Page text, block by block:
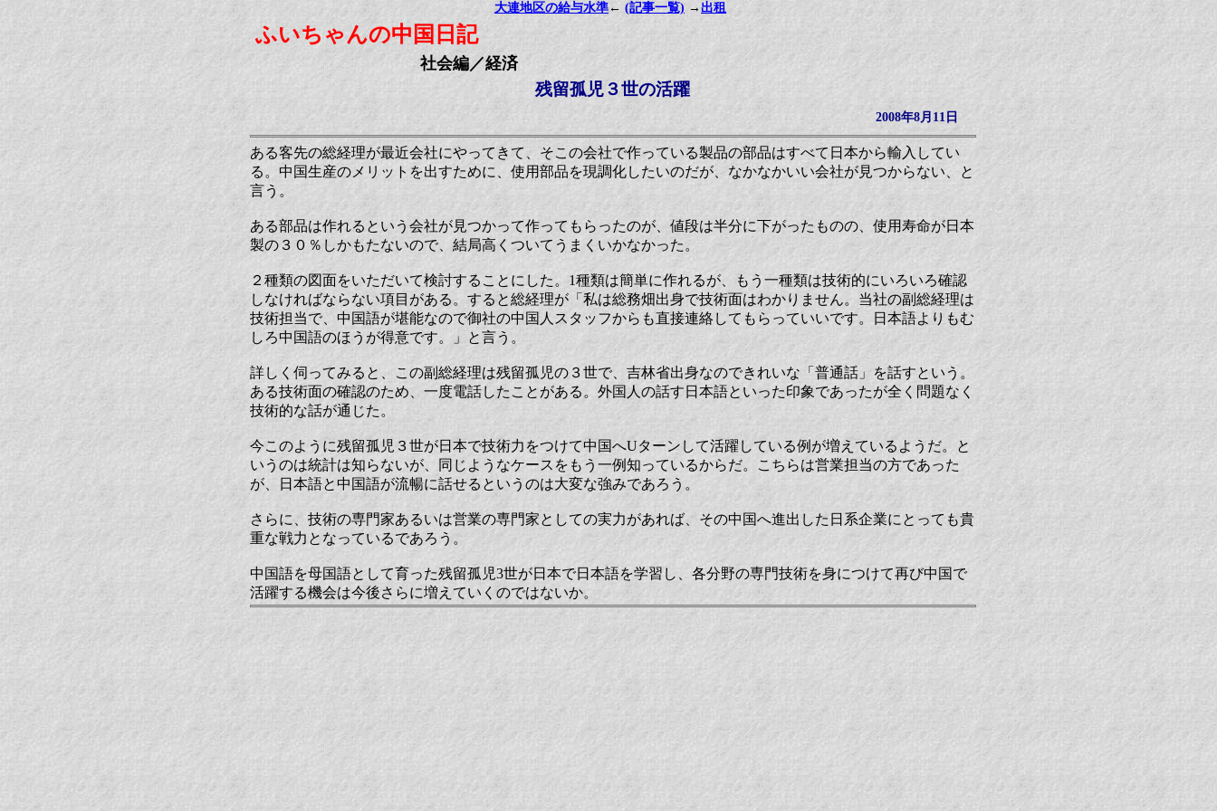
大連地区の給与水準 ← (記事一覧) → 出租
ふいちゃんの中国日記
社会編／経済
残留孤児３世の活躍
2008年8月11日
ある客先の総経理が最近会社にやってきて、そこの会社で作っている製品の部品はすべて日本から輸入してい
る。中国生産のメリットを出すために、使用部品を現調化したいのだが、なかなかいい会社が見つからない、と
言う。
ある部品は作れるという会社が見つかって作ってもらったのが、値段は半分に下がったものの、使用寿命が日本
製の３０％しかもたないので、結局高くついてうまくいかなかった。
２種類の図面をいただいて検討することにした。1種類は簡単に作れるが、もう一種類は技術的にいろいろ確認
しなければならない項目がある。すると総経理が「私は総務畑出身で技術面はわかりません。当社の副総経理は
技術担当で、中国語が堪能なので御社の中国人スタッフからも直接連絡してもらっていいです。日本語よりもむ
しろ中国語のほうが得意です。」と言う。
詳しく伺ってみると、この副総経理は残留孤児の３世で、吉林省出身なのできれいな「普通話」を話すという。
ある技術面の確認のため、一度電話したことがある。外国人の話す日本語といった印象であったが全く問題なく
技術的な話が通じた。
今このように残留孤児３世が日本で技術力をつけて中国へUターンして活躍している例が増えているようだ。と
いうのは統計は知らないが、同じようなケースをもう一例知っているからだ。こちらは営業担当の方であった
が、日本語と中国語が流暢に話せるというのは大変な強みであろう。
さらに、技術の専門家あるいは営業の専門家としての実力があれば、その中国へ進出した日系企業にとっても貴
重な戦力となっているであろう。
中国語を母国語として育った残留孤児3世が日本で日本語を学習し、各分野の専門技術を身につけて再び中国で
活躍する機会は今後さらに増えていくのではないか。